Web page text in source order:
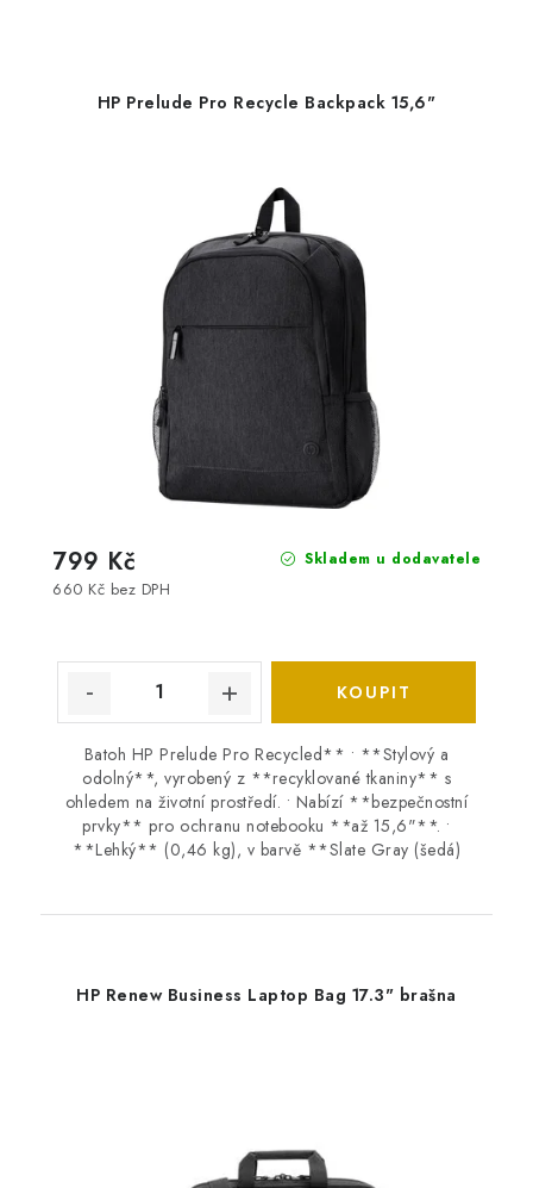
HP Prelude Pro Recycle Backpack 15,6"
Skladem u dodavatele
660 Kč bez DPH
799 Kč
Batoh HP Prelude Pro Recycled** • **Stylový a
odolný**, vyrobený z **recyklované tkaniny** s
ohledem na životní prostředí. • Nabízí **bezpečnostní
prvky** pro ochranu notebooku **až 15,6"**. •
**Lehký** (0,46 kg), v barvě **Slate Gray (šedá)
HP Renew Business Laptop Bag 17.3" brašna